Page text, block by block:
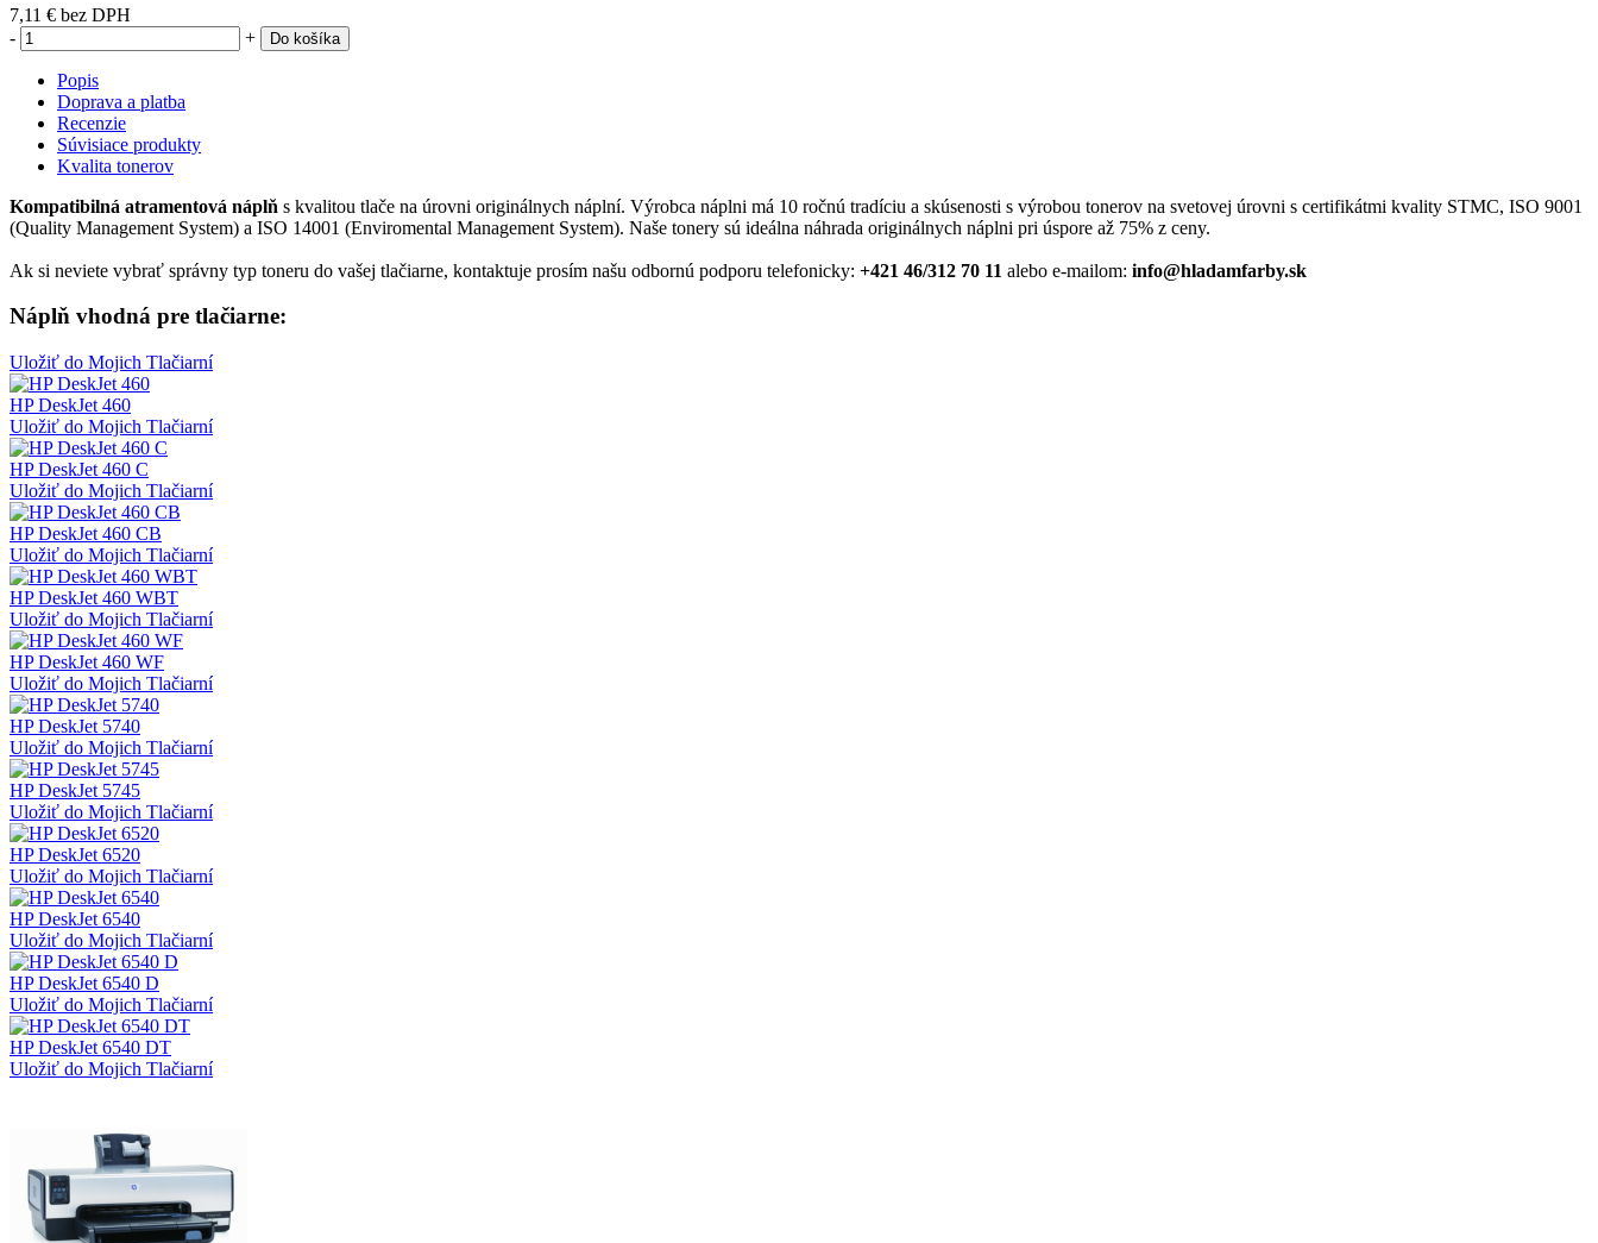
7,11 € bez DPH
-
+ Do košíka
Popis
Doprava a platba
Recenzie
Súvisiace produkty
Kvalita tonerov
Kompatibilná atramentová náplň s kvalitou tlače na úrovni originálnych náplní. Výrobca náplni má 10 ročnú tradíciu a skúsenosti s výrobou tonerov na svetovej úrovni s certifikátmi kvality STMC, ISO 9001
(Quality Management System) a ISO 14001 (Enviromental Management System). Naše tonery sú ideálna náhrada originálnych náplni pri úspore až 75% z ceny.
Ak si neviete vybrať správny typ toneru do vašej tlačiarne, kontaktuje prosím našu odbornú podporu telefonicky: +421 46/312 70 11 alebo e-mailom: info@hladamfarby.sk
Náplň vhodná pre tlačiarne:
Uložiť do Mojich Tlačiarní
HP DeskJet 460
Uložiť do Mojich Tlačiarní
HP DeskJet 460 C
Uložiť do Mojich Tlačiarní
HP DeskJet 460 CB
Uložiť do Mojich Tlačiarní
HP DeskJet 460 WBT
Uložiť do Mojich Tlačiarní
HP DeskJet 460 WF
Uložiť do Mojich Tlačiarní
HP DeskJet 5740
Uložiť do Mojich Tlačiarní
HP DeskJet 5745
Uložiť do Mojich Tlačiarní
HP DeskJet 6520
Uložiť do Mojich Tlačiarní
HP DeskJet 6540
Uložiť do Mojich Tlačiarní
HP DeskJet 6540 D
Uložiť do Mojich Tlačiarní
HP DeskJet 6540 DT
Uložiť do Mojich Tlačiarní